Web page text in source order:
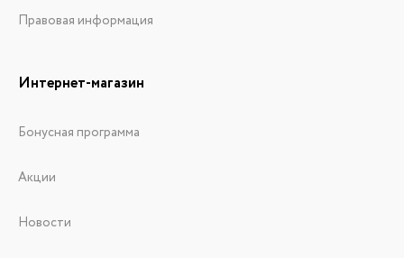
Правовая информация
Интернет-магазин
Бонусная программа
Акции
Новости